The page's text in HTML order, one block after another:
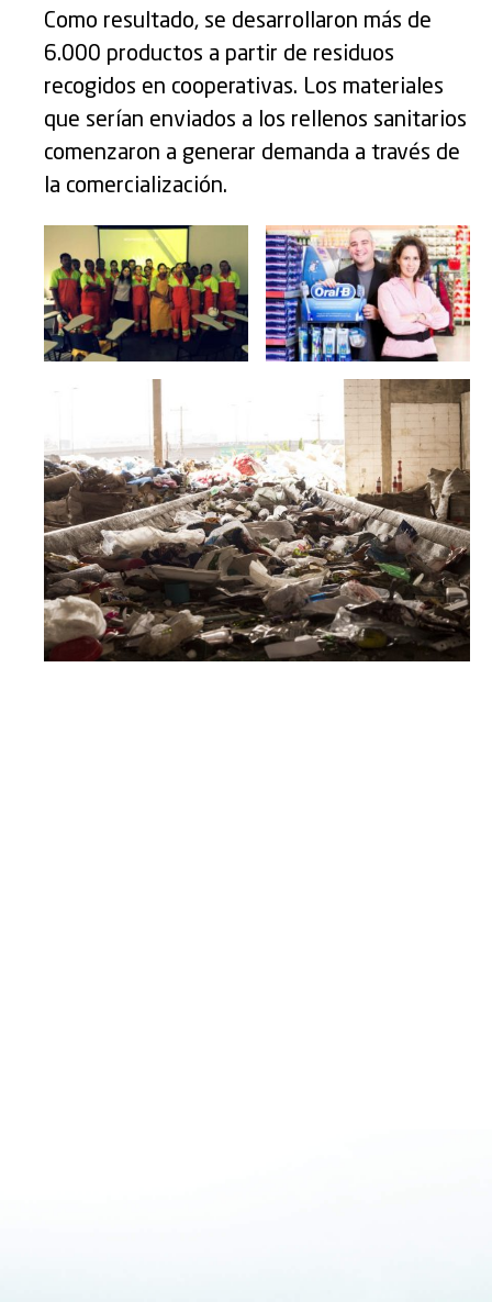
Como resultado, se desarrollaron más de
6.000 productos a partir de residuos
recogidos en cooperativas. Los materiales
que serían enviados a los rellenos sanitarios
comenzaron a generar demanda a través de
la comercialización.